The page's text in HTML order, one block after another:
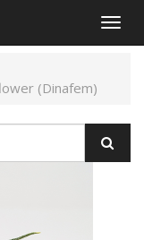
An-
und
(Dinafem)